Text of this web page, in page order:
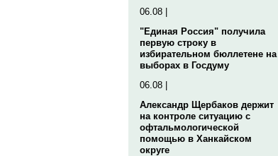
06.08 |
"Единая Россия" получила
первую строку в
избирательном бюллетене на
выборах в Госдуму
06.08 |
Александр Щербаков держит
на контроле ситуацию с
офтальмологической
помощью в Ханкайском
округе